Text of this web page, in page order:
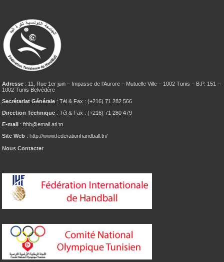
Adresse : 11, Rue 1er juin – Impasse de l’Aurore – Mutuelle Ville – 1002 Tunis – B.P. 151 –
1002 Tunis Belvédère
Secrétariat Générale : Tél & Fax : (+216) 71 282 566
Direction Technique : Tél & Fax : (+216) 71 280 479
E-mail : fthb@email.ati.tn
Site Web : http://www.federationhandball.tn/
Nous Contacter